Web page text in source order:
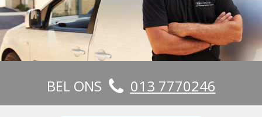
BEL ONS 013 7770246